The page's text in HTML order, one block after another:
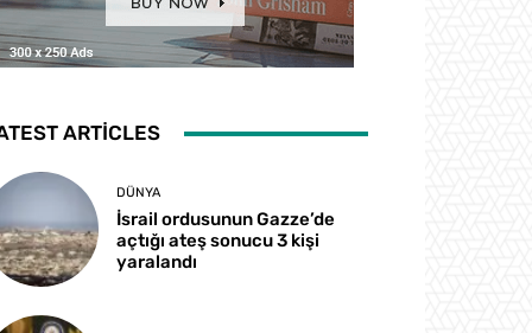
ARTICLES
DÜNYA
İsrail ordusunun Gazze’de
açtığı ateş sonucu 3 kişi
yaralandı